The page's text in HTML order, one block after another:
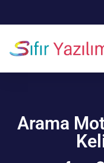
Arama